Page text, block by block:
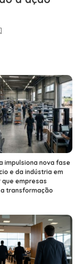
impulsiona nova fase
e da indústria em
que empresas
transformação